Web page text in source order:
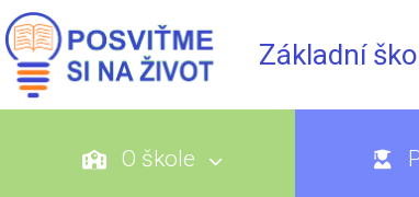
Základní
O škole